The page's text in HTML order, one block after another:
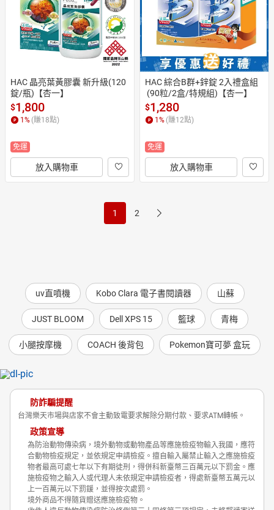
HAC 晶亮葉黃膠囊 新升級(120
錠/瓶)【杏一】
$1,800
1 % (賺18點)
免運
放入購物車
HAC 綜合B群+鋅錠 2入禮盒組
(90粒/2盒/特規組)【杏一】
$1,280
1 % (賺12點)
免運
放入購物車
1 2
uv直噴機 Kobo Clara 電子書閱讀器 山蘇
JUST BLOOM Dell XPS 15 籃球 青梅
小腿按摩機 COACH 後背包 Pokemon寶可夢 盒玩
防詐騙提醒
台灣樂天市場與店家不會主動致電要求解除分期付款、要求ATM轉帳。
政策宣導
為防治動物傳染病，境外動物或動物產品等應施檢疫物輸入我國，應符
合動物檢疫規定，並依規定申請檢疫。擅自輸入屬禁止輸入之應施檢疫
物者最高可處七年以下有期徒刑，得併科新臺幣三百萬元以下罰金。應
施檢疫物之輸入人或代理人未依規定申請檢疫者，得處新臺幣五萬元以
上一百萬元以下罰鍰，並得按次處罰。
境外商品不得隨貨贈送應施檢疫物。